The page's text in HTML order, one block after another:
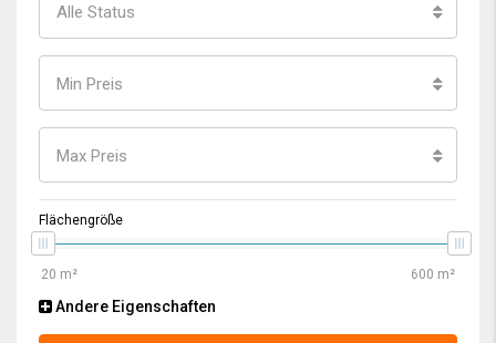
Alle Status
Min Preis
Max Preis
Flächengröße
Andere Eigenschaften